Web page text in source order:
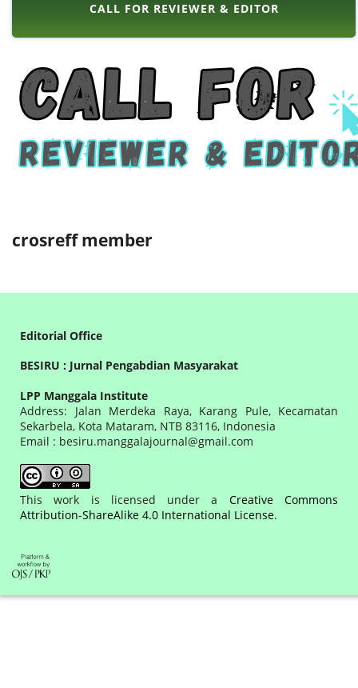
CALL FOR REVIEWER & EDITOR
crosreff member
Editorial Office
BESIRU : Jurnal Pengabdian Masyarakat
LPP Manggala Institute
Address: Jalan Merdeka Raya, Karang Pule, Kecamatan
Sekarbela, Kota Mataram, NTB 83116, Indonesia
Email : besiru.manggalajournal@gmail.com
This work is licensed under a Creative Commons
Attribution-ShareAlike 4.0 International License.